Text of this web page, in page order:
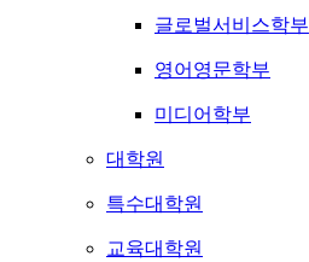
글로벌서비스학부
영어영문학부
미디어학부
대학원
특수대학원
교육대학원